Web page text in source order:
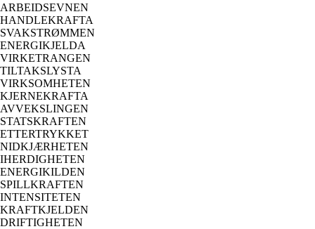
ARBEIDSEVNEN
HANDLEKRAFTA
SVAKSTRØMMEN
ENERGIKJELDA
VIRKETRANGEN
TILTAKSLYSTA
VIRKSOMHETEN
KJERNEKRAFTA
AVVEKSLINGEN
STATSKRAFTEN
ETTERTRYKKET
NIDKJÆRHETEN
IHERDIGHETEN
ENERGIKILDEN
SPILLKRAFTEN
INTENSITETEN
KRAFTKJELDEN
DRIFTIGHETEN